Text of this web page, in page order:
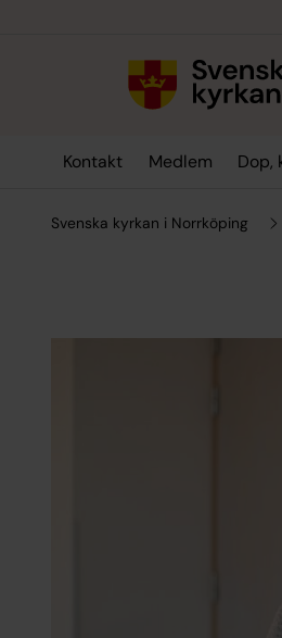
Kontakt Medlem Dop,
Svenska kyrkan i Norrköping